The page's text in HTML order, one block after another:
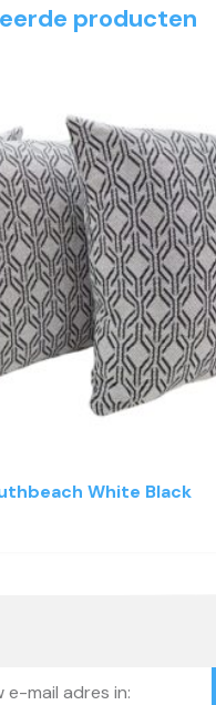
producten
White Black